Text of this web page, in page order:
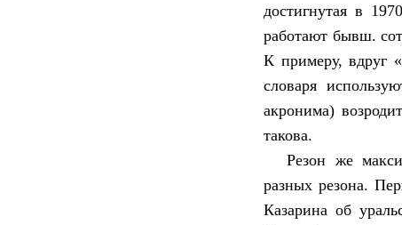
достигнутая в
работают бывш.
К примеру, вдруг
словаря
акронима)
такова.
Резон же
разных резона.
Казарина об